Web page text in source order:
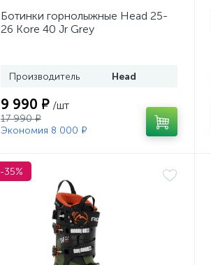
Ботинки горнолыжные Head 25-
26 Kore 40 Jr Grey
Производитель Head
9 990 ₽ /шт
17 990 ₽
Экономия 8 000 ₽
-35%